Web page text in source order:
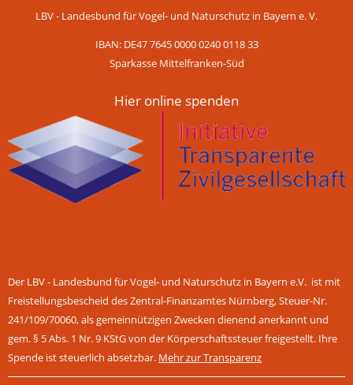
LBV - Landesbund für Vogel- und Naturschutz in Bayern e. V.
IBAN: DE47 7645 0000 0240 0118 33
Sparkasse Mittelfranken-Süd
Hier online spenden
Der LBV - Landesbund für Vogel- und Naturschutz in Bayern e.V. ist mit
Freistellungsbescheid des Zentral-Finanzamtes Nürnberg, Steuer-Nr.
241/109/70060, als gemeinnützigen Zwecken dienend anerkannt und
gem. § 5 Abs. 1 Nr. 9 KStG von der Körperschaftssteuer freigestellt. Ihre
Spende ist steuerlich absetzbar. Mehr zur Transparenz